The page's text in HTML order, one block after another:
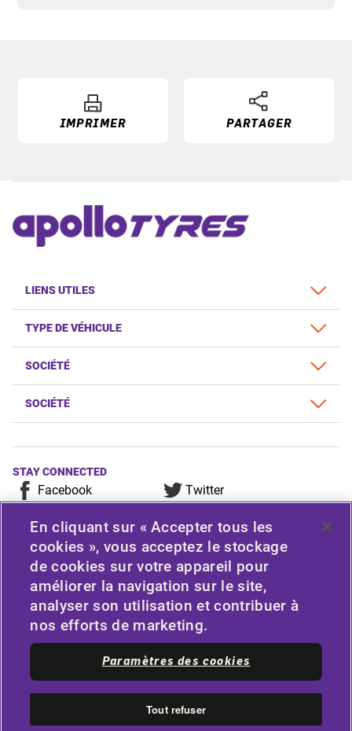
IMPRIMER PARTAGER
LIENS UTILES
TYPE DE VÉHICULE
SOCIÉTÉ
SOCIÉTÉ
STAY CONNECTED
Facebook
Twitter
LinkedIn
For any consumer complaint, query, or suggestion, please
contact Customer Care at Apollo Tyres Limited, Apollo
House, Plot No.7, Institutional Area, Sector-32, Gurugram,
Haryana-122001, India, or contact the Manager-Customer
Care Toll-Free Number 1800 212 7070 (Working Hours 9.30
a.m. to 6.00 p.m. from Monday to Friday except National
En cliquant sur « Accepter tous les
cookies », vous acceptez le stockage
de cookies sur votre appareil pour
améliorer la navigation sur le site,
analyser son utilisation et contribuer à
nos efforts de marketing.
Paramètres des cookies
Tout refuser